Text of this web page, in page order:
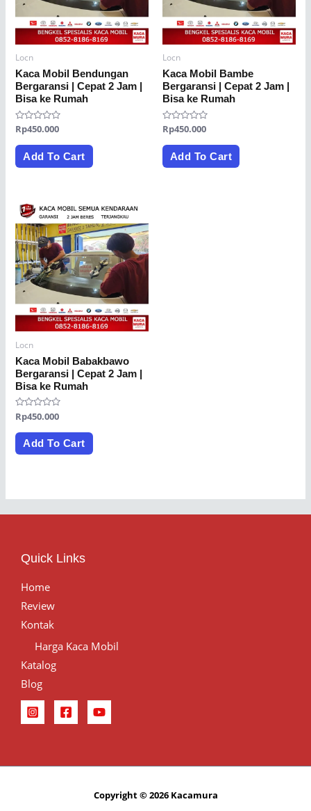
Locn
Kaca Mobil Bendungan
Bergaransi | Cepat 2 Jam |
Bisa ke Rumah
Rated
out
Rp450.000
Add To Cart
Locn
Kaca Mobil Bambe
Bergaransi | Cepat 2 Jam |
Bisa ke Rumah
Rated
out
Rp450.000
Add To Cart
Locn
Kaca Mobil Babakbawo
Bergaransi | Cepat 2 Jam |
Bisa ke Rumah
Rated
0
out
Rp450.000
Add To Cart
Quick Links
Home
Review
Kontak
Harga Kaca Mobil
Katalog
Blog
Copyright © 2026 Kacamura